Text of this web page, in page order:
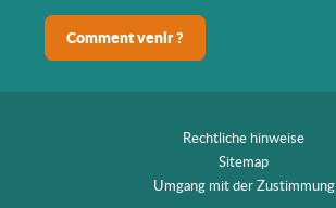
Comment venir ?
Rechtliche hinweise
Sitemap
Umgang mit der Zustimmung